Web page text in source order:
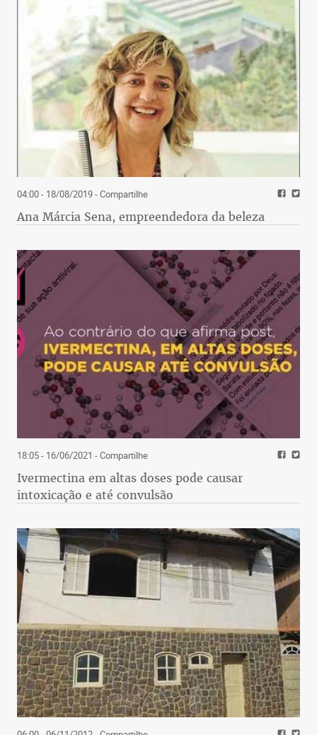
04:00 - 18/08/2019- Compartilhe
Ana Márcia Sena, empreendedora da beleza
18:05 - 16/06/2021 - Compartilhe
Ivermectina em altas doses pode causar
intoxicação e até convulsão